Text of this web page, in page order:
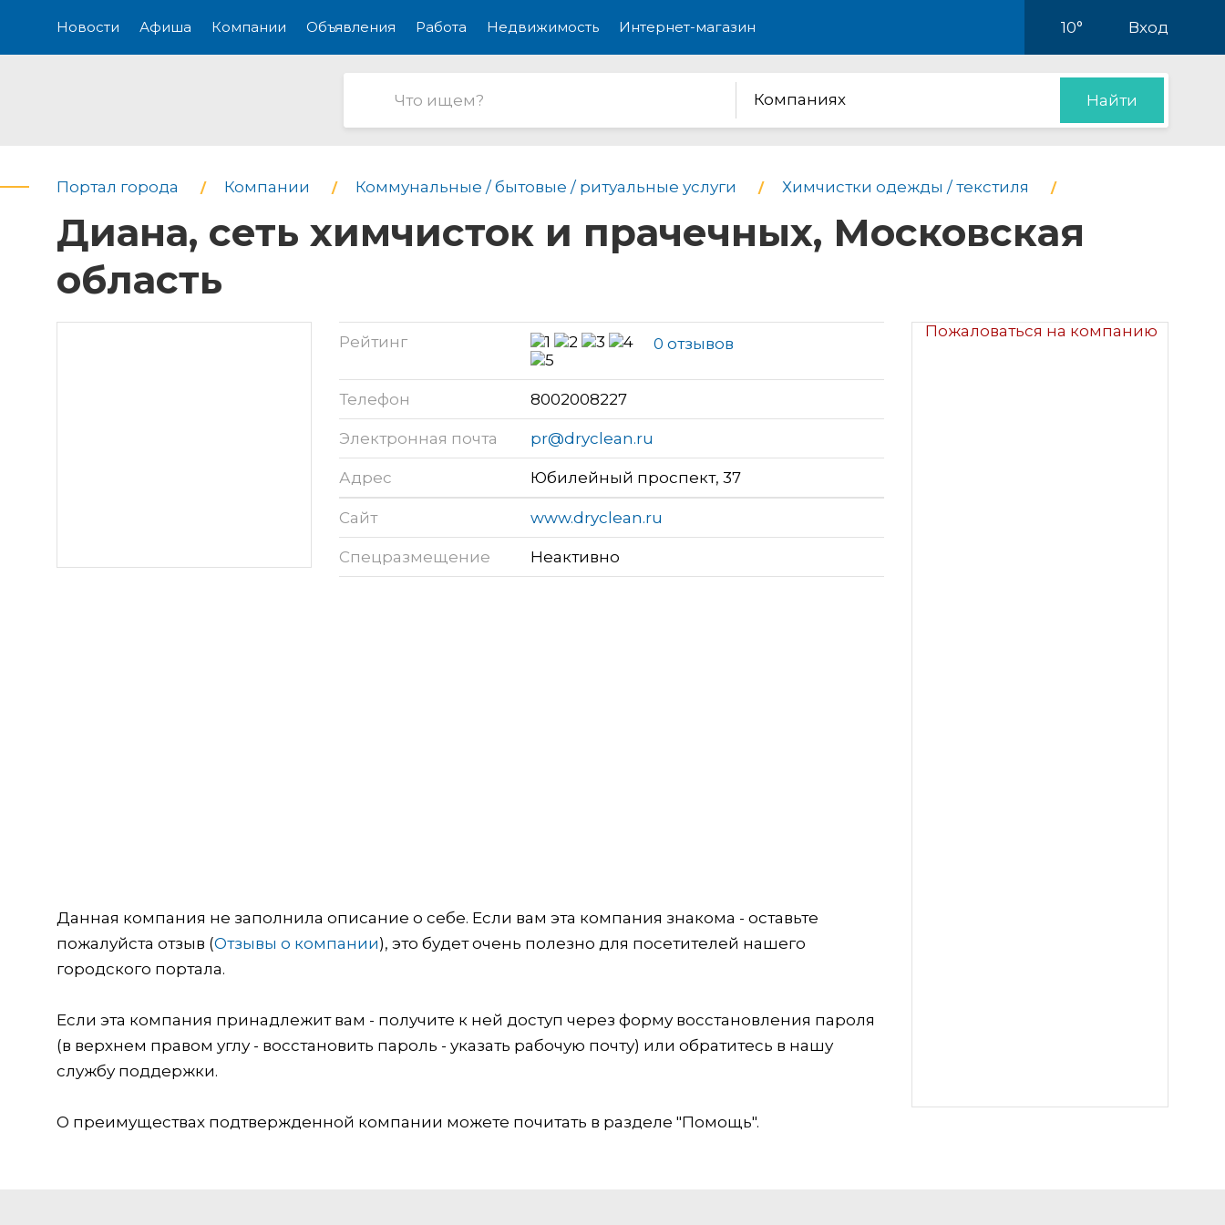
Новости Афиша Компании Объявления Работа Недвижимость Интернет-магазин 10° Вход
Компаниях Найти
Портал города Компании Коммунальные / бытовые / ритуальные услуги Химчистки одежды / текстиля
Диана, сеть химчисток и прачечных, Московская
область
Пожаловаться на компанию
Рейтинг 0 отзывов
Телефон 8002008227
Электронная почта pr@dryclean.ru
Адрес Юбилейный проспект, 37
Сайт www.dryclean.ru
Спецразмещение Неактивно
Данная компания не заполнила описание о себе. Если вам эта компания знакома - оставьте
пожалуйста отзыв (Отзывы о компании), это будет очень полезно для посетителей нашего
городского портала.
Если эта компания принадлежит вам - получите к ней доступ через форму восстановления пароля
(в верхнем правом углу - восстановить пароль - указать рабочую почту) или обратитесь в нашу
службу поддержки.
О преимуществах подтвержденной компании можете почитать в разделе "Помощь".